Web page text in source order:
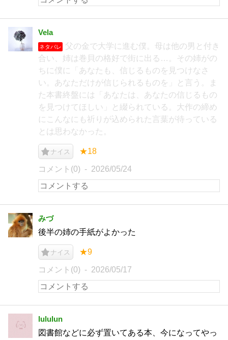
Vela
ネタバレ
父の金で大学に進む僕。母は他の男と付き
合い、姉は巻貝の格好で街に出る…。その姉がの
ちに僕に「あなたも、信じるものを見つけなさ
い。あなただけが信じられるものを」と言う。ま
た本書終盤には「あなたは、あなたの信じるもの
を見つけてほしい」と綴られている。大作の締め
にこんなにも祈りが込められた言葉が待っている
とは思わなかった。
ナイス ★18
コメント(0) 2026/05/24
みづ
後半の姉の手紙がよかった
ナイス ★9
コメント(0) 2026/05/17
lululun
図書館などに必ず置いてある本、今になってやっ